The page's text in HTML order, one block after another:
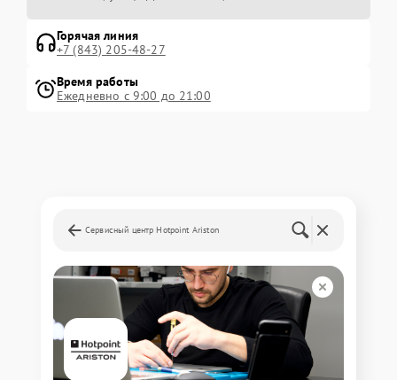
Горячая линия
+7 (843) 205-48-27
Время работы
Ежедневно с 9:00 до 21:00
Сервисный центр Hotpoint Ariston